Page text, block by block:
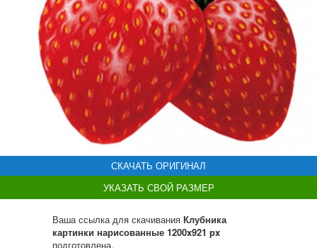
СКАЧАТЬ ОРИГИНАЛ
УКАЗАТЬ СВОЙ РАЗМЕР
Ваша ссылка для скачивания Клубника
картинки нарисованные 1200x921 px
подготовлена.